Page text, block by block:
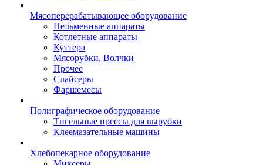
Мясоперерабатывающее оборудование
Пельменные аппараты
Котлетные аппараты
Куттера
Мясорубки, Волчки
Прочее
Слайсеры
Фаршемесы
Полиграфическое оборудование
Тигельные прессы для вырубки
Клеемазательные машины
Хлебопекарное оборудование